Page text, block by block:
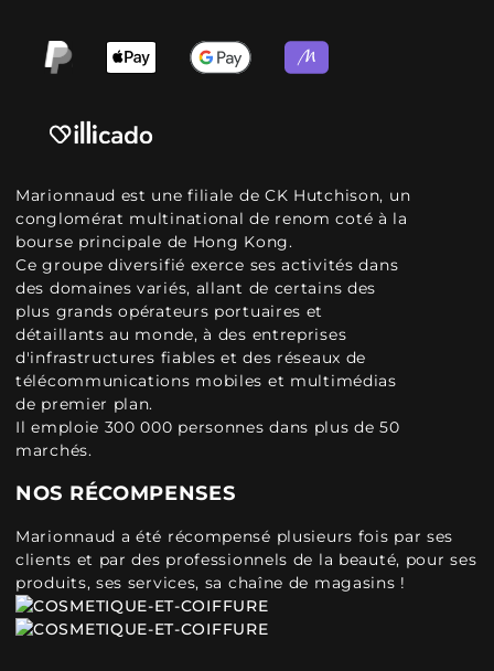
Marionnaud est une filiale de CK Hutchison, un
conglomérat multinational de renom coté à la
bourse principale de Hong Kong.
Ce groupe diversifié exerce ses activités dans
des domaines variés, allant de certains des
plus grands opérateurs portuaires et
détaillants au monde, à des entreprises
d'infrastructures fiables et des réseaux de
télécommunications mobiles et multimédias
de premier plan.
Il emploie 300 000 personnes dans plus de 50
marchés.
NOS RÉCOMPENSES
Marionnaud a été récompensé plusieurs fois par ses
clients et par des professionnels de la beauté, pour ses
produits, ses services, sa chaîne de magasins !